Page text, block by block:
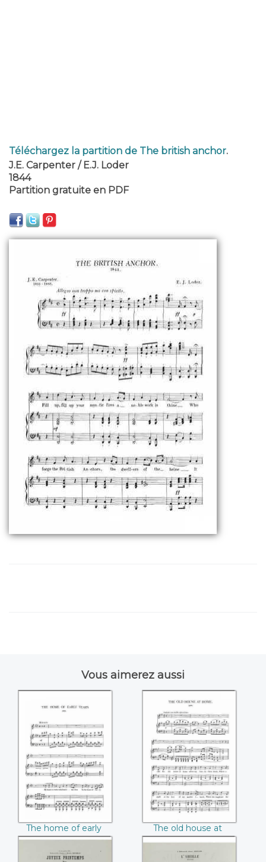
Téléchargez la partition de The british anchor.
J.E. Carpenter / E.J. Loder
1844
Partition gratuite en PDF
Vous aimerez aussi
The home of early
years
The home of early
years
The old house at
home
The old house at
home